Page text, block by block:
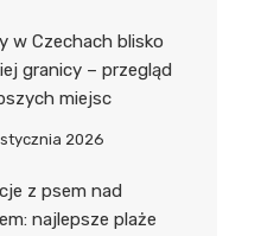
w Czechach blisko
granicy – przegląd
miejsc
stycznia 2026
z psem nad
najlepsze plaże